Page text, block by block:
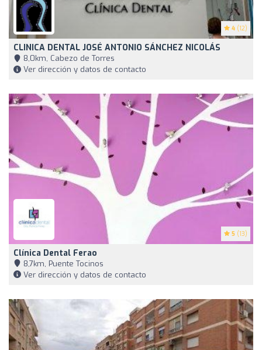
4 (12)
CLINICA DENTAL JOSÉ ANTONIO SÁNCHEZ NICOLÁS
8,0km, Cabezo de Torres
Ver dirección y datos de contacto
5 (13)
Clínica Dental Ferao
8,7km, Puente Tocinos
Ver dirección y datos de contacto